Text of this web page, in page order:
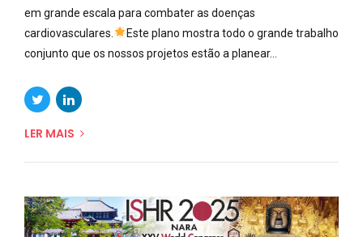
em grande escala para combater as doenças
cardiovasculares.
Este plano mostra todo o grande trabalho
conjunto que os nossos projetos estão a planear...
LER MAIS